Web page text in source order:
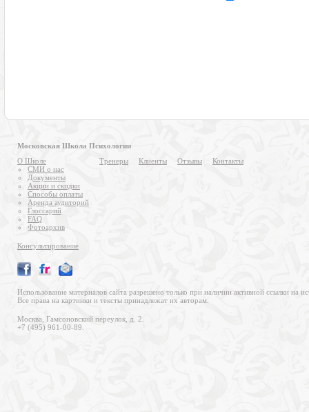
Московская Школа Психологии
О Школе
СМИ о нас
Документы
Акции и скидки
Способы оплаты
Аренда аудиторий
Глоссарий
FAQ
Фотоархив
Тренеры Клиенты Отзывы Контакты
Консультирование
Использование материалов сайта разрешено только при наличии активной ссылки на
Все права на картинки и тексты принадлежат их авторам.
Москва, Гамсоновский переулок, д. 2.
+7 (495) 961-00-89.